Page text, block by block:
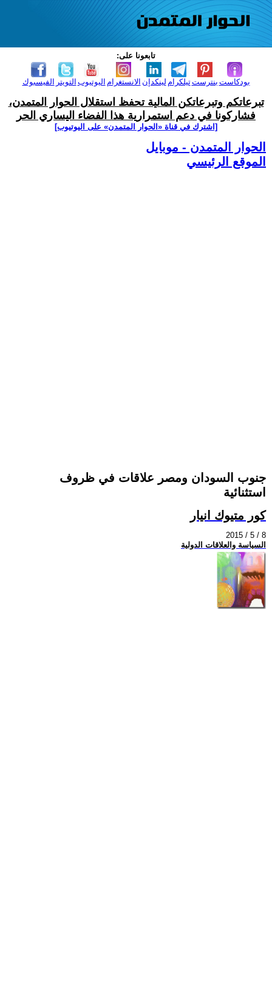
تابعونا على:
الفيسبوك التويتر اليوتيوب الانستغرام لينكدإن تيلكرامبنترست بودكاست
تبرعاتكم وتبرعاتكن المالية تحفظ استقلال الحوار المتمدن،
فشاركونا في دعم استمرارية هذا الفضاء اليساري الحر
[اشترك في قناة ‫«الحوار المتمدن» على اليوتيوب]
الحوار المتمدن - موبايل
الموقع الرئيسي
جنوب السودان ومصر علاقات في ظروف
استثنائية
كور متيوك انيار
2015 / 5 / 8
السياسة والعلاقات الدولية